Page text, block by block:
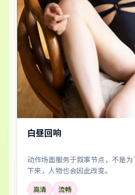
白昼回响
动作场面服务于叙事节点，不是
下来，人物也会因此改变。
高清
流畅